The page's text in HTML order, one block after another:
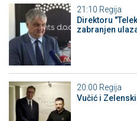
21:10 Regija
Direktoru
zabranjen
20:00 Regija
Vučić i